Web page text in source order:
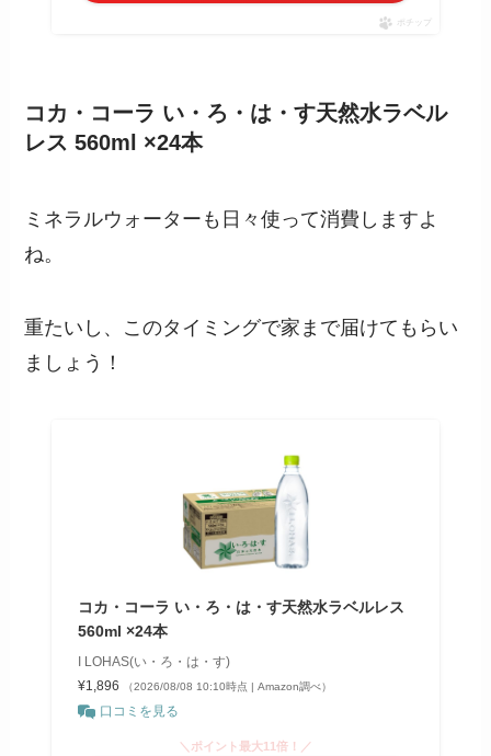
ポチップ
コカ・コーラ い・ろ・は・す天然水ラベル
レス 560ml ×24本
ミネラルウォーターも日々使って消費しますよ
ね。
重たいし、このタイミングで家まで届けてもらい
ましょう！
コカ・コーラ い・ろ・は・す天然水ラベルレス
560ml ×24本
I LOHAS(い・ろ・は・す)
¥1,896
（2026/08/08 10:10時点 | Amazon調べ）
口コミを見る
＼ポイント最大11倍！／